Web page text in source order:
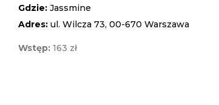
Gdzie: Jassmine
Adres: ul. Wilcza 73, 00-670 Warszawa
Wstęp: 163 zł